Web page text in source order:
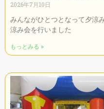
2026年7月10日
みんながひとつとなって夕
涼み会を行いました
もっとみる »